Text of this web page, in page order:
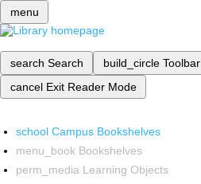
menu
search Search build_circle Toolbar
cancel Exit Reader Mode
school Campus Bookshelves
menu_book Bookshelves
perm_media Learning Objects